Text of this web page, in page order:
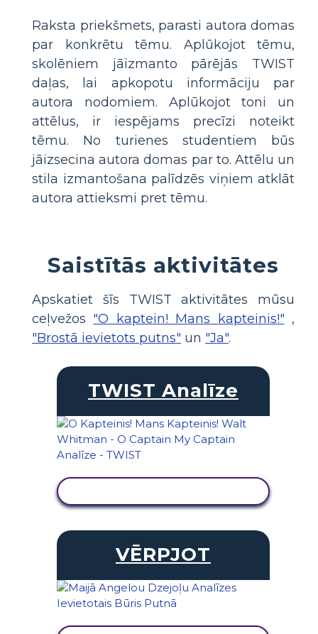
Raksta priekšmets, parasti autora domas
par konkrētu tēmu. Aplūkojot tēmu,
skolēniem jāizmanto pārējās TWIST
daļas, lai apkopotu informāciju par
autora nodomiem. Aplūkojot toni un
attēlus, ir iespējams precīzi noteikt
tēmu. No turienes studentiem būs
jāizsecina autora domas par to. Attēlu un
stila izmantošana palīdzēs viņiem atklāt
autora attieksmi pret tēmu.
Saistītās aktivitātes
Apskatiet šīs TWIST aktivitātes mūsu
ceļvežos "O kaptein! Mans kapteinis!" ,
"Brostā ievietots putns" un "Ja".
TWIST Analīze
VĒRPJOT